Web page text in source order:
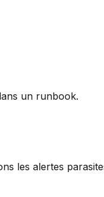
un runbook.
les alertes